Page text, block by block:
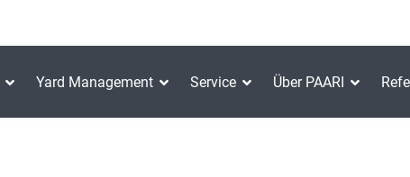
Yard Management Service Über PAARI